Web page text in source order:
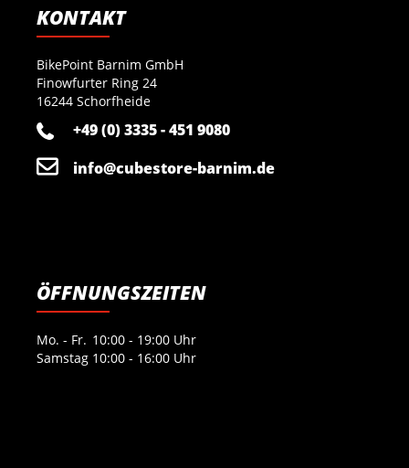
KONTAKT
BikePoint Barnim GmbH
Finowfurter Ring 24
16244 Schorfheide
+49 (0) 3335 - 451 9080
info@cubestore-barnim.de
ÖFFNUNGSZEITEN
Mo. - Fr. 10:00 - 19:00 Uhr
Samstag 10:00 - 16:00 Uhr